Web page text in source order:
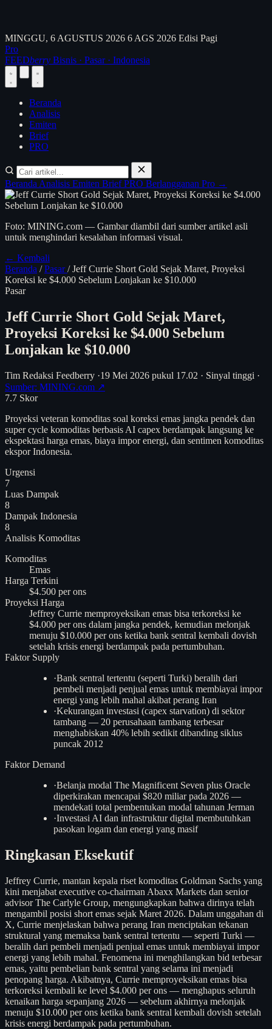
MINGGU, 6 AGUSTUS 2026 6 AGS 2026 Edisi Pagi
Pro
FEEDberry Bisnis · Pasar · Indonesia
Beranda
Analisis
Emiten
Brief
PRO
Beranda Analisis Emiten BriefPRO Berlangganan Pro →
Foto: MINING.com — Gambar diambil dari sumber artikel asli
untuk menghindari kesalahan informasi visual.
← Kembali
Beranda / Pasar/ Jeff Currie Short Gold Sejak Maret, Proyeksi
Koreksi ke $4.000 Sebelum Lonjakan ke $10.000
Pasar
Jeff Currie Short Gold Sejak Maret,
Proyeksi Koreksi ke $4.000 Sebelum
Lonjakan ke $10.000
Tim Redaksi Feedberry ·19 Mei 2026 pukul 17.02 · Sinyal tinggi ·
Sumber: MINING.com ↗
7.7 Skor
Proyeksi veteran komoditas soal koreksi emas jangka pendek dan
super cycle komoditas berbasis AI capex berdampak langsung ke
ekspektasi harga emas, biaya impor energi, dan sentimen komoditas
ekspor Indonesia.
Urgensi
7
Luas Dampak
8
Dampak Indonesia
8
Analisis Komoditas
Komoditas
Emas
Harga Terkini
$4.500 per ons
Proyeksi Harga
Jeffrey Currie memproyeksikan emas bisa terkoreksi ke
$4.000 per ons dalam jangka pendek, kemudian melonjak
menuju $10.000 per ons ketika bank sentral kembali dovish
setelah krisis energi berdampak pada pertumbuhan.
Faktor Supply
·Bank sentral tertentu (seperti Turki) beralih dari
pembeli menjadi penjual emas untuk membiayai impor
energi yang lebih mahal akibat perang Iran
·Kekurangan investasi (capex starvation) di sektor
tambang — 20 perusahaan tambang terbesar
menghabiskan 40% lebih sedikit dibanding siklus
puncak 2012
Faktor Demand
·Belanja modal The Magnificent Seven plus Oracle
diperkirakan mencapai $820 miliar pada 2026 —
mendekati total pembentukan modal tahunan Jerman
·Investasi AI dan infrastruktur digital membutuhkan
pasokan logam dan energi yang masif
Ringkasan Eksekutif
Jeffrey Currie, mantan kepala riset komoditas Goldman Sachs yang
kini menjabat executive co-chairman Abaxx Markets dan senior
advisor The Carlyle Group, mengungkapkan bahwa dirinya telah
mengambil posisi short emas sejak Maret 2026. Dalam unggahan di
X, Currie menjelaskan bahwa perang Iran menciptakan tekanan
struktural yang memaksa bank sentral tertentu — seperti Turki —
beralih dari pembeli menjadi penjual emas untuk membiayai impor
energi yang lebih mahal. Fenomena ini menghilangkan bid terbesar
emas, yaitu pembelian bank sentral yang selama ini menjadi
penopang harga. Akibatnya, Currie memproyeksikan emas bisa
terkoreksi kembali ke level $4.000 per ons — menghapus seluruh
kenaikan harga sepanjang 2026 — sebelum akhirnya melonjak
menuju $10.000 per ons ketika bank sentral kembali dovish setelah
krisis energi berdampak pada pertumbuhan.